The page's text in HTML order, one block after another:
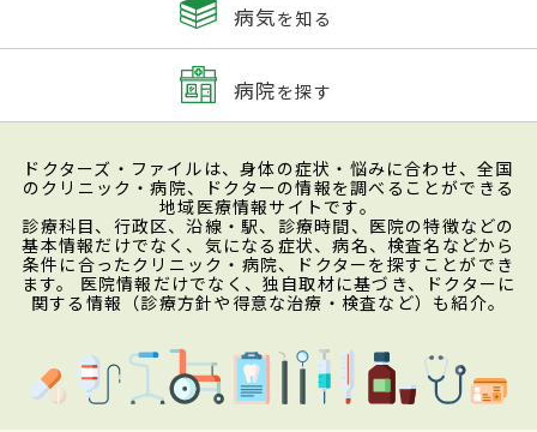
病気を知る
病院を探す
ドクターズ・ファイルは、身体の症状・悩みに合わせ、全国
のクリニック・病院、ドクターの情報を調べることができる
地域医療情報サイトです。
診療科目、行政区、沿線・駅、診療時間、医院の特徴などの
基本情報だけでなく、気になる症状、病名、検査名などから
条件に合ったクリニック・病院、ドクターを探すことができ
ます。 医院情報だけでなく、独自取材に基づき、ドクターに
関する情報（診療方針や得意な治療・検査など）も紹介。